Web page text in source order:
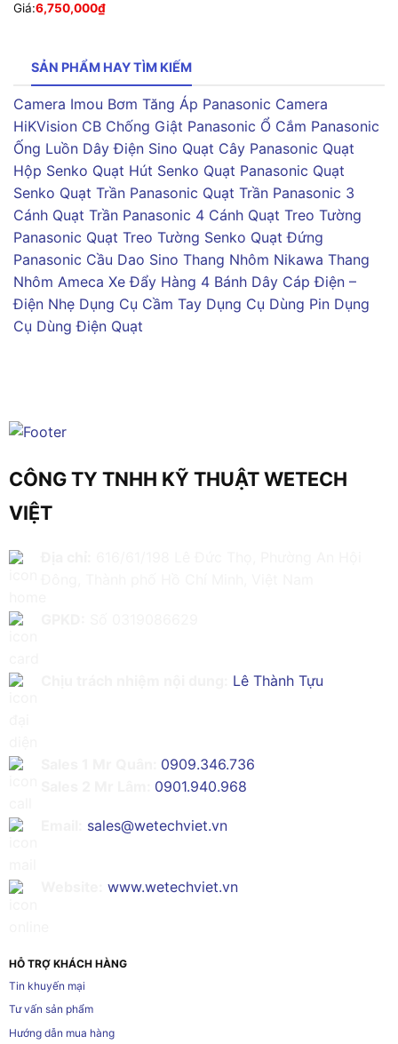
Giá:6,750,000₫
SẢN PHẨM HAY TÌM KIẾM
Camera Imou Bơm Tăng Áp Panasonic Camera
HiKVision CB Chống Giật Panasonic Ổ Cắm Panasonic
Ống Luồn Dây Điện Sino Quạt Cây Panasonic Quạt
Hộp Senko Quạt Hút Senko Quạt Panasonic Quạt
Senko Quạt Trần Panasonic Quạt Trần Panasonic 3
Cánh Quạt Trần Panasonic 4 Cánh Quạt Treo Tường
Panasonic Quạt Treo Tường Senko Quạt Đứng
Panasonic Cầu Dao Sino Thang Nhôm Nikawa Thang
Nhôm Ameca Xe Đẩy Hàng 4 Bánh Dây Cáp Điện –
Điện Nhẹ Dụng Cụ Cầm Tay Dụng Cụ Dùng Pin Dụng
Cụ Dùng Điện Quạt
CÔNG TY TNHH KỸ THUẬT WETECH
VIỆT
Lê Thành Tựu
0909.346.736
0901.940.968
sales@wetechviet.vn
www.wetechviet.vn
HỖ TRỢ KHÁCH HÀNG
Tin khuyến mại
Tư vấn sản phẩm
Hướng dẫn mua hàng